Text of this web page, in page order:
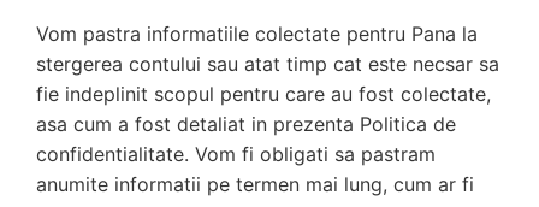
Vom pastra informatiile colectate pentru Pana la
stergerea contului sau atat timp cat este necsar sa
fie indeplinit scopul pentru care au fost colectate,
asa cum a fost detaliat in prezenta Politica de
confidentialitate. Vom fi obligati sa pastram
anumite informatii pe termen mai lung, cum ar fi